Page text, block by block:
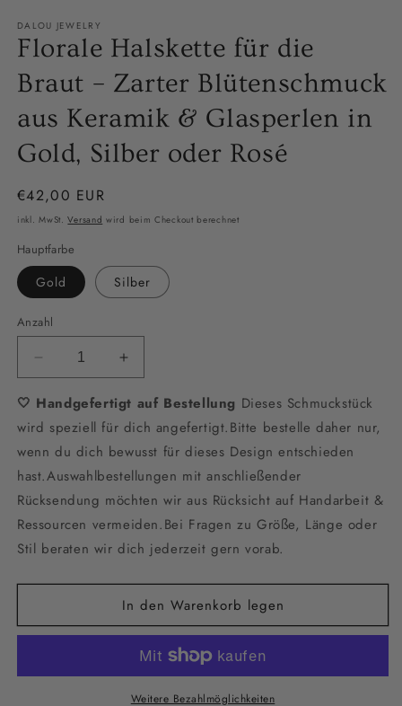
DALOU JEWELRY
Florale Halskette für die
Braut – Zarter Blütenschmuck
aus Keramik & Glasperlen in
Gold, Silber oder Rosé
Normaler
Preis
€42,00 EUR
inkl. MwSt.Versand wird beim Checkout berechnet
Hauptfarbe
Gold Silber
Anzahl
Verringere
die
Menge
für
Florale
Halskette
für
die
–
Zarter
&amp;
Erhöhe
die
Menge
für
Halskette
für
die
Braut
–
Zarter
Keramik
&amp;
Glasperlen
🤍 Handgefertigt auf Bestellung Dieses Schmuckstück
wird speziell für dich angefertigt.Bitte bestelle daher nur,
wenn du dich bewusst für dieses Design entschieden
hast.Auswahlbestellungen mit anschließender
Rücksendung möchten wir aus Rücksicht auf Handarbeit &
Ressourcen vermeiden.Bei Fragen zu Größe, Länge oder
Stil beraten wir dich jederzeit gern vorab.
In den Warenkorb legen
Weitere Bezahlmöglichkeiten